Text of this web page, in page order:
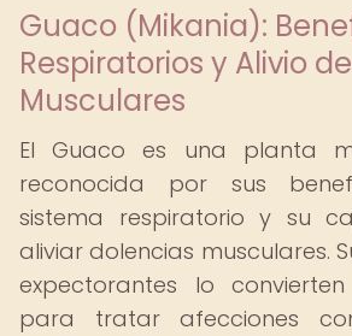
Guaco (Mikania):
Respiratorios y Alivio
Musculares
El Guaco es una planta
reconocida por sus
sistema respiratorio y su
aliviar dolencias musculares.
expectorantes lo
para tratar afecciones